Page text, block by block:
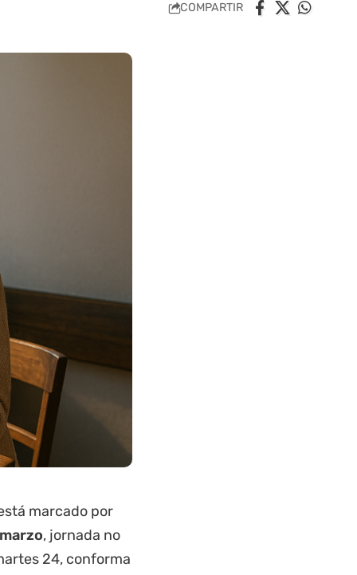
COMPARTIR
marcado por
, jornada no
24, conforma